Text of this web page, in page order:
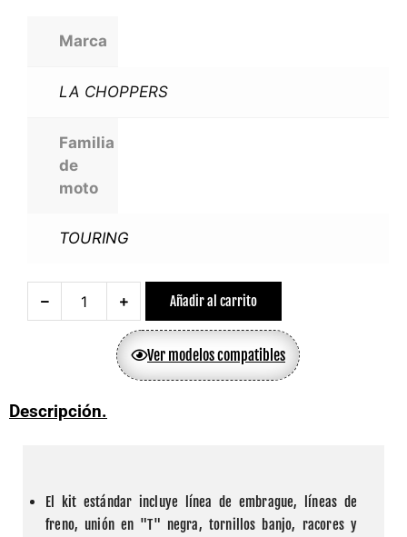
Marca
LA CHOPPERS
Familia
de
moto
TOURING
Añadir al carrito
Ver modelos compatibles
Descripción.
El kit estándar incluye línea de embrague, líneas de
freno, unión en "T" negra, tornillos banjo, racores y